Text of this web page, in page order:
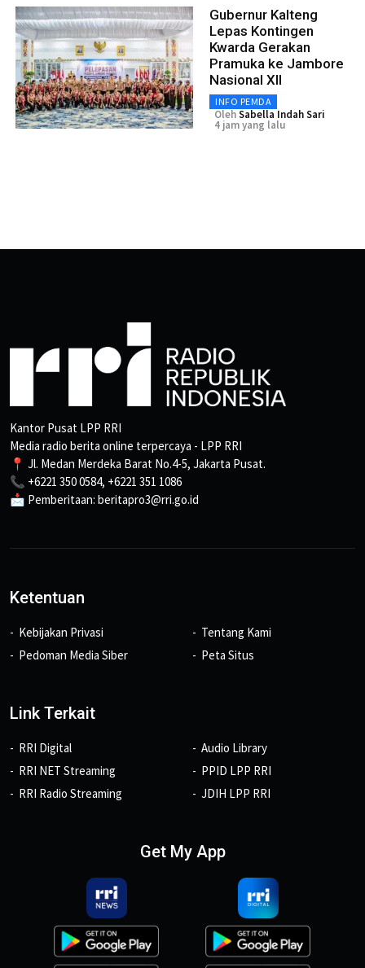
Gubernur Kalteng
Lepas Kontingen
Kwarda Gerakan
Pramuka ke Jambore
Nasional XII
INFO PEMDA
OlehSabella Indah Sari
4 jam yang lalu
Kantor Pusat LPP RRI
Media radio berita online terpercaya - LPP RRI
📍 Jl. Medan Merdeka Barat No.4-5, Jakarta Pusat.
📞 +6221 350 0584, +6221 351 1086
📩 Pemberitaan: beritapro3@rri.go.id
Ketentuan
Kebijakan Privasi
Pedoman Media Siber
Tentang Kami
Peta Situs
Link Terkait
RRI Digital
RRI NET Streaming
RRI Radio Streaming
Audio Library
PPID LPP RRI
JDIH LPP RRI
Get My App